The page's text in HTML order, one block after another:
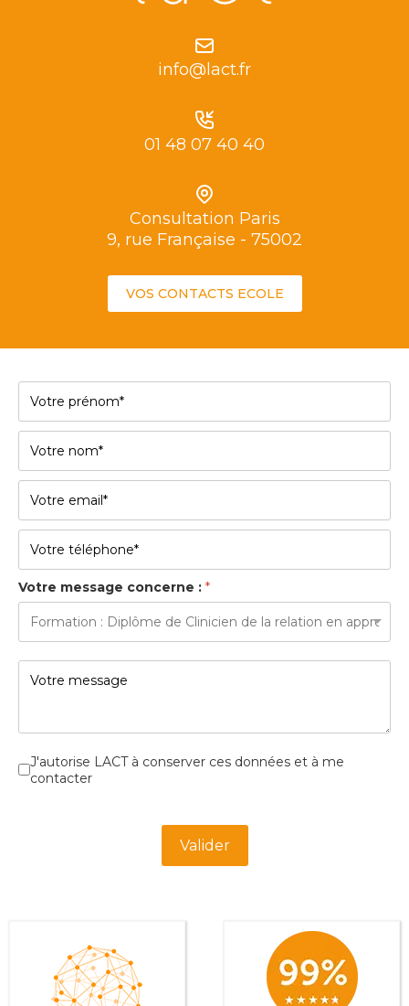
info@lact.fr
01 48 07 40 40
Consultation Paris
9, rue Française - 75002
VOS CONTACTS ECOLE
Votre message concerne : *
Cases à cocher*
J'autorise LACT à conserver ces données et à me
contacter
Valider